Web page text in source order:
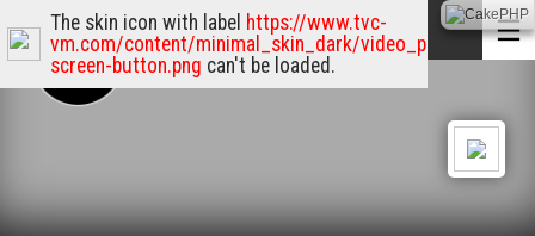
The skin icon with label https://www.tvc-
vm.com/content/minimal_skin_dark/video_player_skin/
screen-button.png can't be loaded.